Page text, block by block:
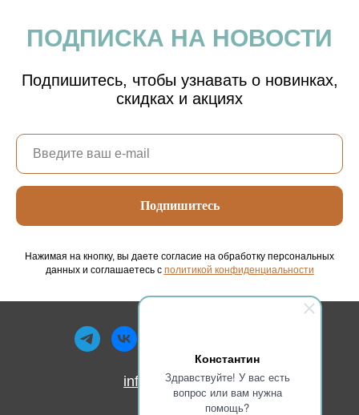
Константин
Здравствуйте! У вас есть
вопрос или вам нужна
помощь?
ПОДПИСКА НА НОВОСТИ
Подпишитесь, чтобы узнавать о новинках,
скидках и акциях
Подпишитесь
Нажимая на кнопку, вы даете согласие на обработку персональных
данных и соглашаетесь c политикой конфиденциальности
ИП Хазов
info@molbertov.ru